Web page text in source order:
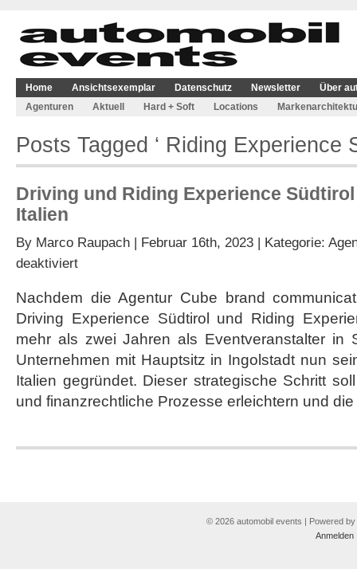
Home Ansichtsexemplar Datenschutz Newsletter
Über
Agenturen
Aktuell Hard + Soft Locations
Posts Tagged ‘ Riding Experience
Driving und Riding Experience
Italien
By Marco Raupach | Februar 16th, 2023 | Kategorie:
deaktiviertfür
Riding
Experience
expandieren
nach
Italien
Nachdem die Agentur Cube brand
Driving Experience Südtirol und Riding
mehr als zwei Jahren als Eventveranstalter in
Unternehmen mit Hauptsitz in Ingolstadt nun
Italien gegründet. Dieser strategische Schritt
und finanzrechtliche Prozesse erleichtern und
© 2026 automobil events | Powered by
Anmelden|